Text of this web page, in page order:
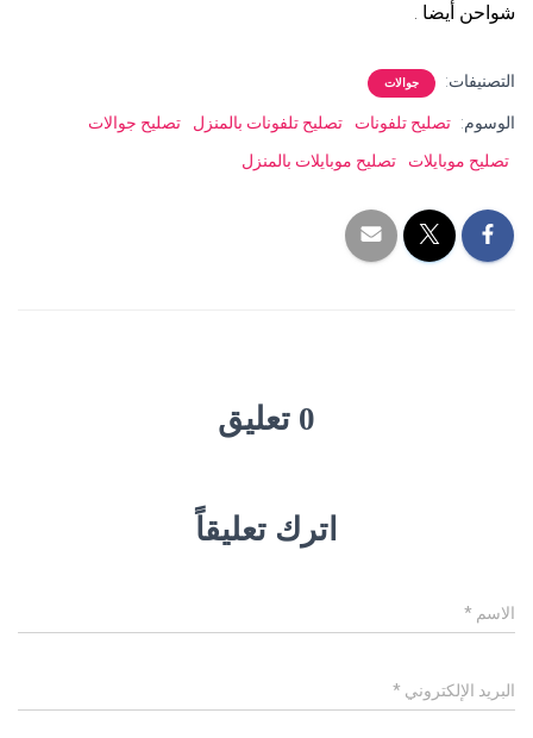
شواحن أيضا .
التصنيفات: جوالات
الوسوم: تصليح تلفونات تصليح تلفونات بالمنزل
تصليح جوالات
تصليح موبايلات
تصليح موبايلات بالمنزل
0 تعليق
اترك تعليقاً
الاسم *
البريد الإلكتروني *